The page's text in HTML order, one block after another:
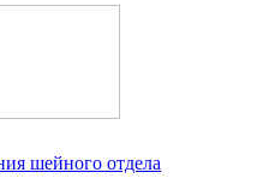
шейного отдела